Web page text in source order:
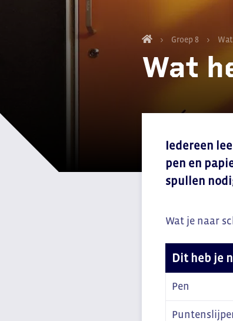
Groep 8
Wat
Iedereen
pen en
spullen
Wat je naar
Dit heb je
Pen